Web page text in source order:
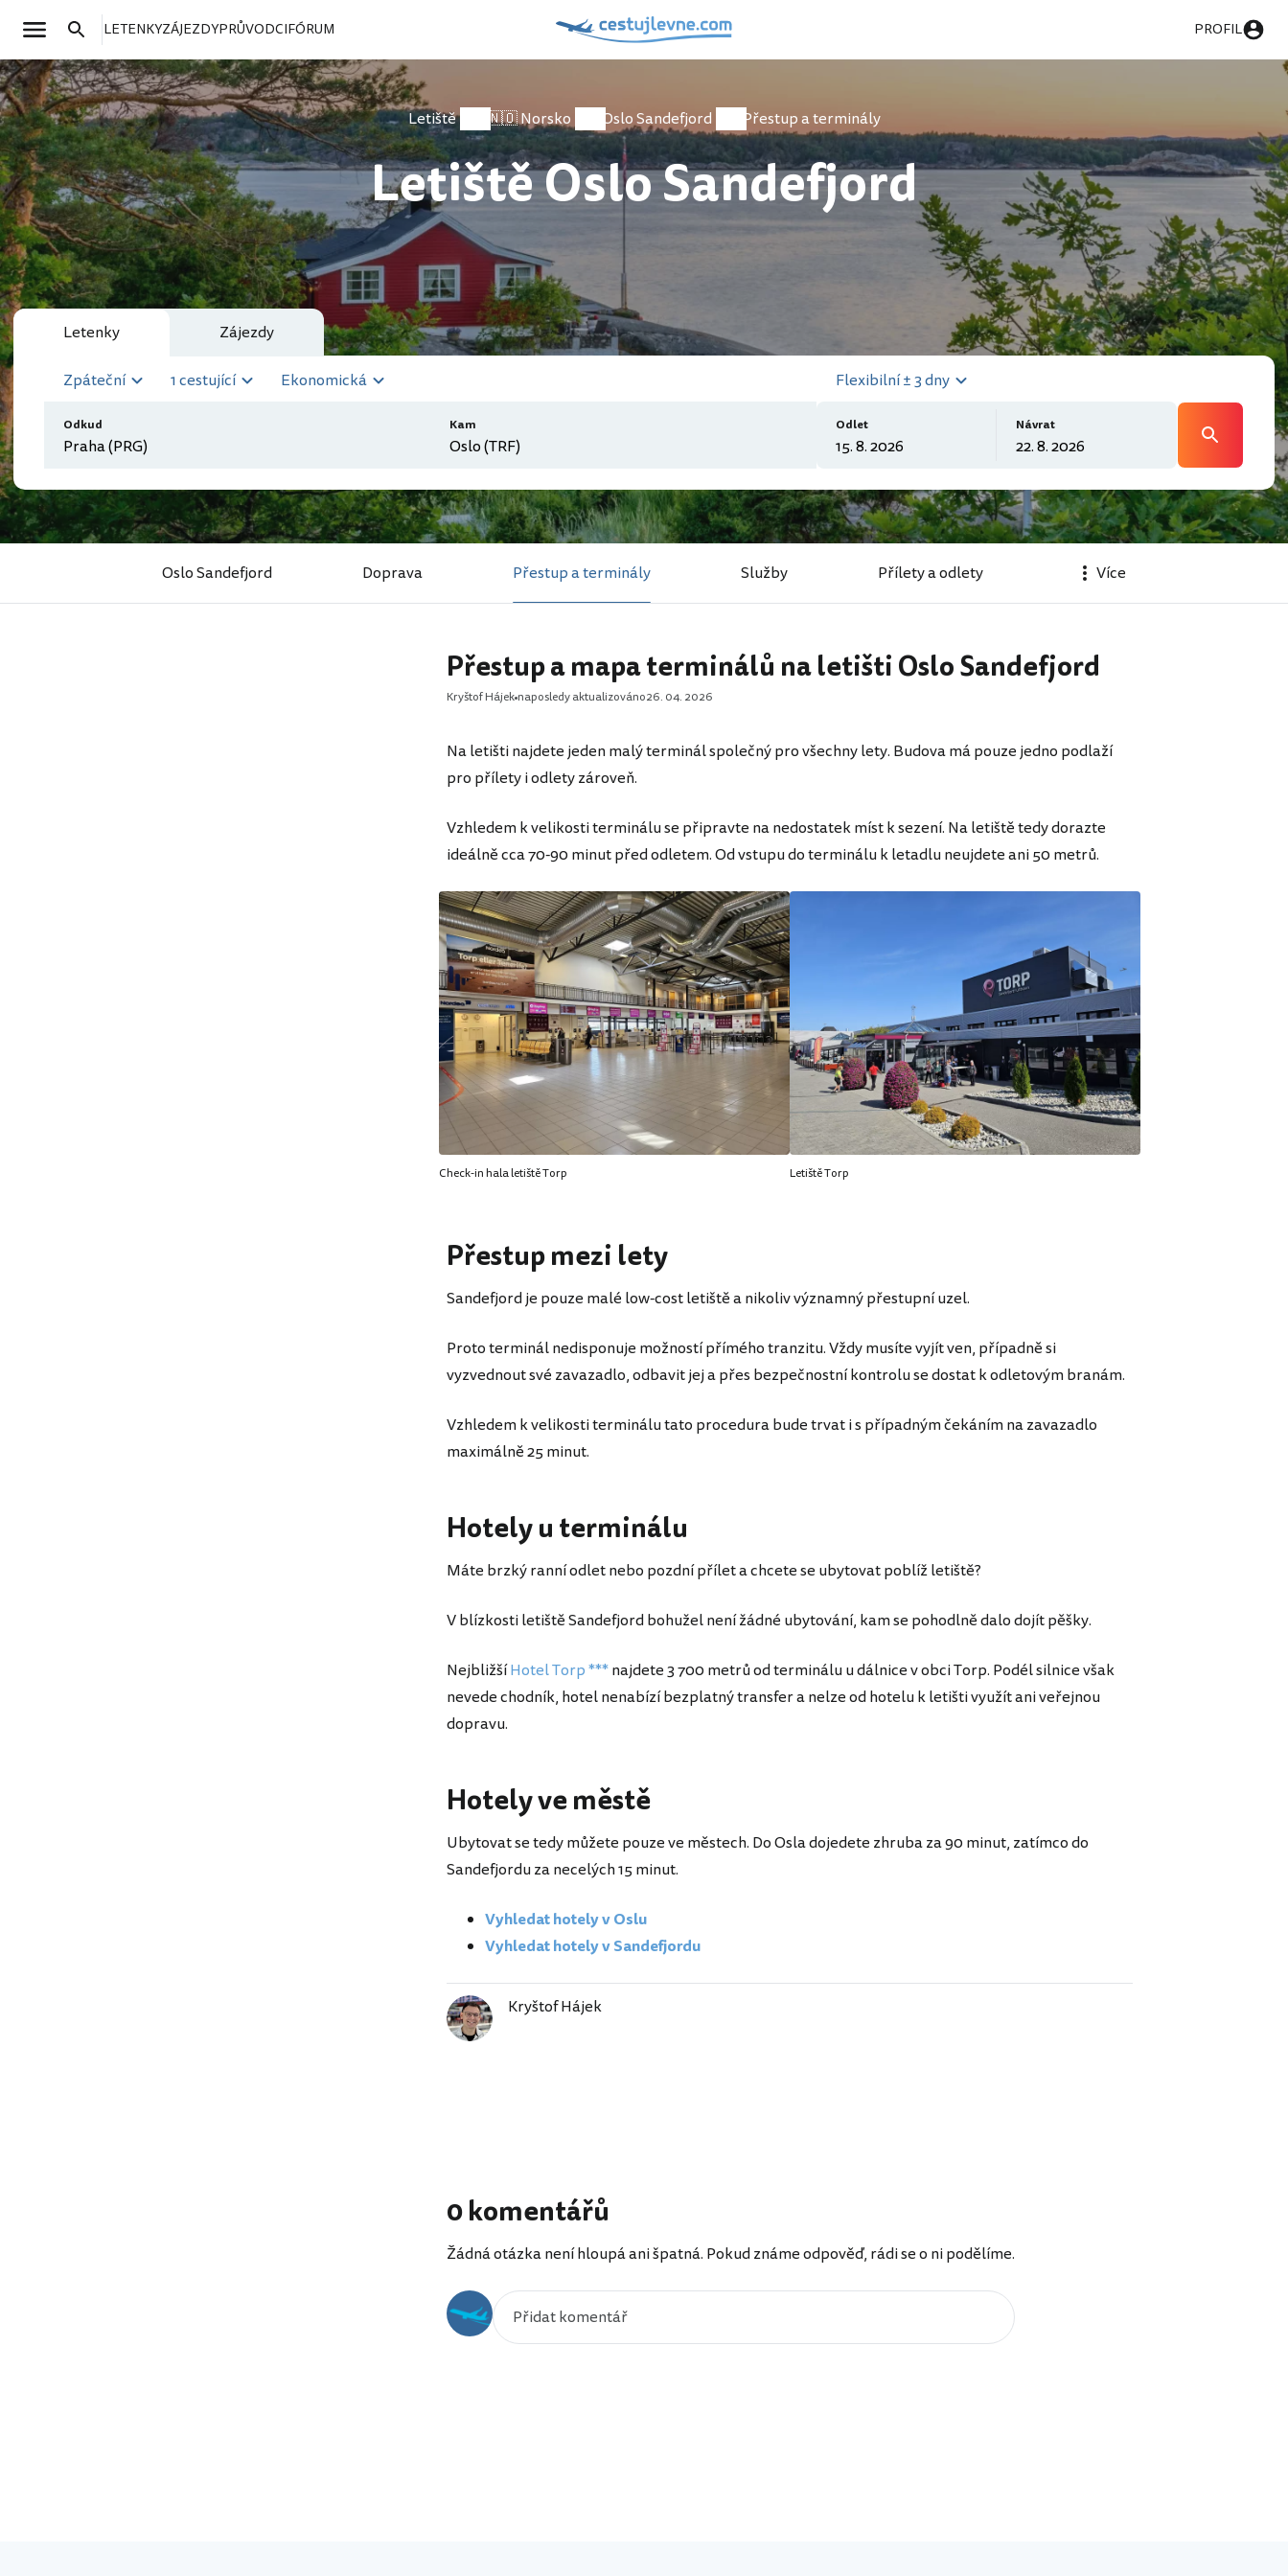
LETENKYZÁJEZDYPRŮVODCIFÓRUM PROFIL
Letiště 🇳🇴 Norsko Oslo Sandefjord Přestup a terminály
Letiště Oslo Sandefjord
Letenky Zájezdy
Zpáteční 1 cestující Ekonomická
Odkud Kam
Flexibilní ± 3 dny
Odlet Návrat
Oslo Sandefjord Doprava Přestup a terminály Služby Přílety a odlety Více
Přestup a mapa terminálů na letišti Oslo Sandefjord
Kryštof Hájek naposledy aktualizováno26. 04. 2026
Na letišti najdete jeden malý terminál společný pro všechny lety. Budova má pouze jedno podlaží
pro přílety i odlety zároveň.
Vzhledem k velikosti terminálu se připravte na nedostatek míst k sezení. Na letiště tedy dorazte
ideálně cca 70-90 minut před odletem. Od vstupu do terminálu k letadlu neujdete ani 50 metrů.
Check-in hala letiště Torp Letiště Torp
Přestup mezi lety
Sandefjord je pouze malé low-cost letiště a nikoliv významný přestupní uzel.
Proto terminál nedisponuje možností přímého tranzitu. Vždy musíte vyjít ven, případně si
vyzvednout své zavazadlo, odbavit jej a přes bezpečnostní kontrolu se dostat k odletovým branám.
Vzhledem k velikosti terminálu tato procedura bude trvat i s případným čekáním na zavazadlo
maximálně 25 minut.
Hotely u terminálu
Máte brzký ranní odlet nebo pozdní přílet a chcete se ubytovat poblíž letiště?
V blízkosti letiště Sandefjord bohužel není žádné ubytování, kam se pohodlně dalo dojít pěšky.
NejbližšíHotel Torp ***najdete 3 700 metrů od terminálu u dálnice v obci Torp. Podél silnice však
nevede chodník, hotel nenabízí bezplatný transfer a nelze od hotelu k letišti využít ani veřejnou
dopravu.
Hotely ve městě
Ubytovat se tedy můžete pouze ve městech. Do Osla dojedete zhruba za 90 minut, zatímco do
Sandefjordu za necelých 15 minut.
Vyhledat hotely v Oslu
Vyhledat hotely v Sandefjordu
Kryštof Hájek
0 komentářů
Žádná otázka není hloupá ani špatná. Pokud známe odpověď, rádi se o ni podělíme.